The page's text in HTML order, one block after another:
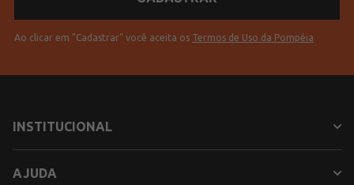
Ao clicar em "Cadastrar" você aceita os Termos de Uso da Pompéia
INSTITUCIONAL
AJUDA